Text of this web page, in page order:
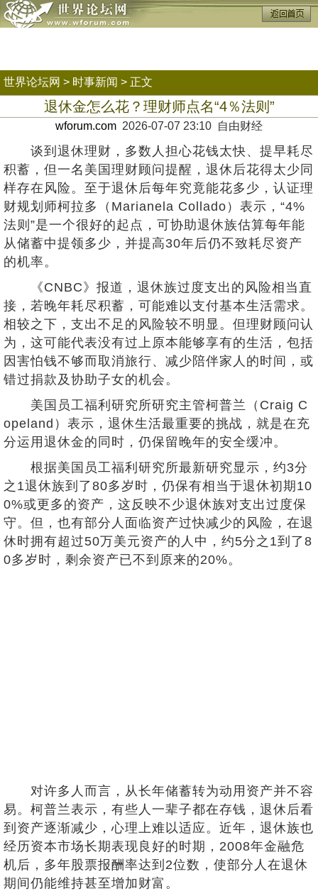
世界论坛网 > 时事新闻 > 正文
退休金怎么花？理财师点名“4％法则”
wforum.com 2026-07-07 23:10 自由财经
谈到退休理财，多数人担心花钱太快、提早耗尽
积蓄，但一名美国理财顾问提醒，退休后花得太少同
样存在风险。至于退休后每年究竟能花多少，认证理
财规划师柯拉多（Marianela Collado）表示，“4%
法则”是一个很好的起点，可协助退休族估算每年能
从储蓄中提领多少，并提高30年后仍不致耗尽资产
的机率。
《CNBC》报道，退休族过度支出的风险相当直
接，若晚年耗尽积蓄，可能难以支付基本生活需求。
相较之下，支出不足的风险较不明显。但理财顾问认
为，这可能代表没有过上原本能够享有的生活，包括
因害怕钱不够而取消旅行、减少陪伴家人的时间，或
错过捐款及协助子女的机会。
美国员工福利研究所研究主管柯普兰（Craig C
opeland）表示，退休生活最重要的挑战，就是在充
分运用退休金的同时，仍保留晚年的安全缓冲。
根据美国员工福利研究所最新研究显示，约3分
之1退休族到了80多岁时，仍保有相当于退休初期10
0%或更多的资产，这反映不少退休族对支出过度保
守。但，也有部分人面临资产过快减少的风险，在退
休时拥有超过50万美元资产的人中，约5分之1到了8
0多岁时，剩余资产已不到原来的20%。
对许多人而言，从长年储蓄转为动用资产并不容
易。柯普兰表示，有些人一辈子都在存钱，退休后看
到资产逐渐减少，心理上难以适应。近年，退休族也
经历资本市场长期表现良好的时期，2008年金融危
机后，多年股票报酬率达到2位数，使部分人在退休
期间仍能维持甚至增加财富。